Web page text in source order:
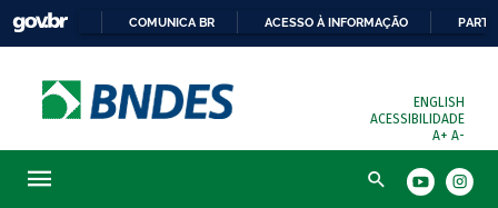
COMUNICA BR ACESSO À INFORMAÇÃO
ENGLISH
ACESSIBILIDADE
A+ A-
Busca